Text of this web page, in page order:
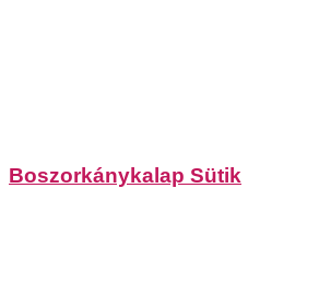
Boszorkánykalap Sütik